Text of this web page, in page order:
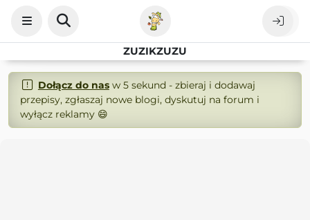
ZUZIKZUZU
Dołącz do nasw 5 sekund - zbieraj i dodawaj
przepisy, zgłaszaj nowe blogi, dyskutuj na forum i
wyłącz reklamy 😄